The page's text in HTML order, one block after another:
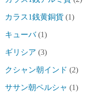
カラス1銭黄銅貨 (1)
キューバ(1)
ギリシア (3)
クシャン朝インド (2)
ササン朝ペルシャ (1)